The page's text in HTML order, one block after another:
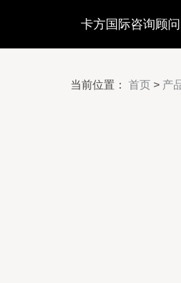
卡方国际咨询顾
当前位置： 首页 > 产